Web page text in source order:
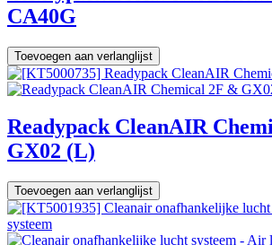
CA40G
Toevoegen aan verlanglijst
Readypack CleanAIR
GX02 (L)
Toevoegen aan verlanglijst